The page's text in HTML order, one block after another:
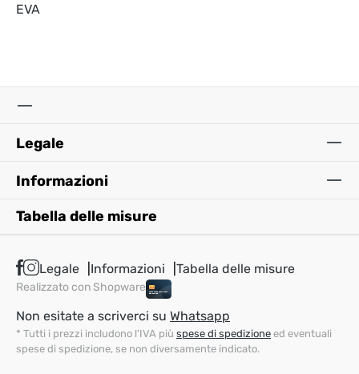
EVA
Legale
Informazioni
Tabella delle misure
Legale Informazioni Tabella delle misure
Realizzato con Shopware
Non esitate a scriverci su Whatsapp
* Tutti i prezzi includono l'IVA più spese di spedizione ed eventuali
spese di spedizione, se non diversamente indicato.